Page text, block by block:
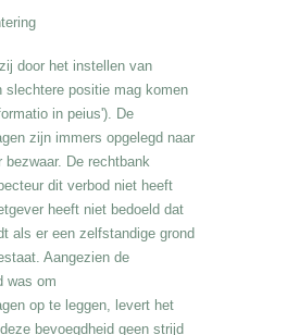
door het instellen van
slechtere positie mag komen
in peius'). De
zijn immers opgelegd naar
bezwaar. De rechtbank
dit verbod niet heeft
heeft niet bedoeld dat
als er een zelfstandige grond
Aangezien de
was om
op te leggen, levert het
bevoegdheid geen strijd